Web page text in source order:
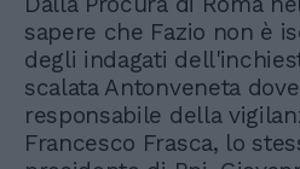
sapere che Fazio non è
degli indagati
scalata Antonveneta
responsabile della
Francesco Frasca, lo